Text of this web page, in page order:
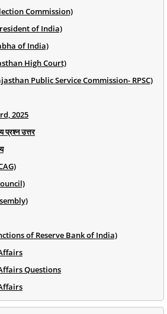
Commission)
President of India)
of India)
High Court)
Public Service Commission- RPSC)
2025
प्रश्न उत्तर
of Reserve Bank of India)
Questions